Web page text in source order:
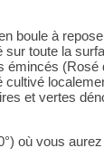
boule à
toute la
et vertes
où vous